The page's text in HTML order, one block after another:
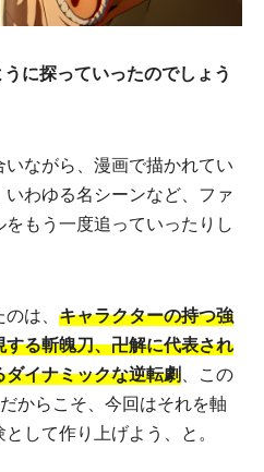
に探っていったのでしょう
ながら、漫画で描かれてい
わゆる名シーンなど、ファ
もう一度追っていったりし
は、 キャラクターの持つ強
る斬魄刀、卍解に代表され
イナミックな逆転劇 、この
からこそ、今回はそれを軸
して作り上げよう、と。